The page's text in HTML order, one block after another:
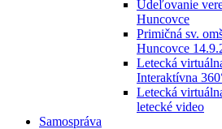
Udeľovanie
Huncovce
Primičná sv.
Huncovce
Letecká
Interaktívna
Letecká
letecké video
Samospráva